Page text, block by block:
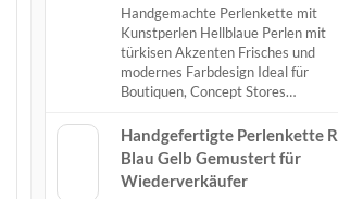
Handgemachte Perlenkette mit
Kunstperlen Hellblaue Perlen mit
türkisen Akzenten Frisches und
modernes Farbdesign Ideal für
Boutiquen, Concept Stores…
Handgefertigte Perlenkette
Blau Gelb Gemustert für
Wiederverkäufer